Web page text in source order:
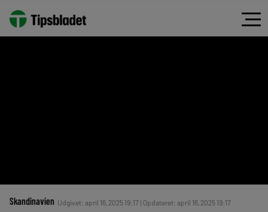
Skandinavien Udgivet: april 16, 2025 19:17 | Opdateret: april 16, 2025 19:17